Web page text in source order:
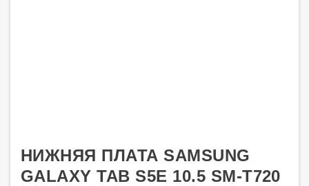
НИЖНЯЯ ПЛАТА SAMSUNG
GALAXY TAB S5E 10.5 SM-T720